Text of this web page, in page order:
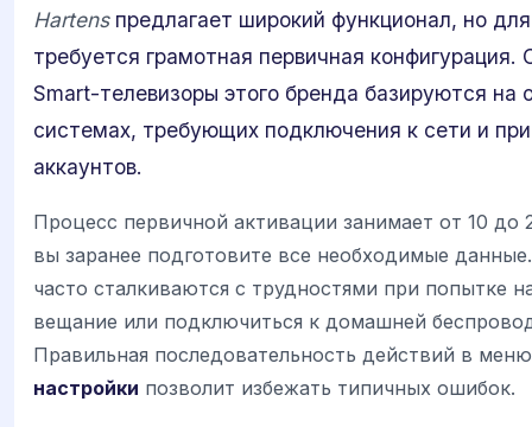
Hartensпредлагает широкий функционал, но
требуется грамотная первичная конфигурация.
Smart-телевизоры этого бренда базируются на
системах, требующих подключения к сети и
аккаунтов.
Процесс первичной активации занимает от 10 до
вы заранее подготовите все необходимые
часто сталкиваются с трудностями при попытке
вещание или подключиться к домашней
Правильная последовательность действий в
настройки позволит избежать типичных ошибок.